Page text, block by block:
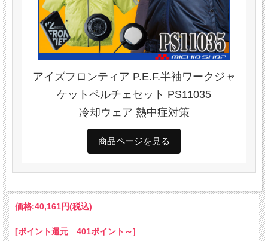
アイズフロンティア P.E.F.半袖ワークジャ
ケットペルチェセット PS11035
冷却ウェア 熱中症対策
商品ページを見る
価格:40,161円(税込)
[ポイント還元 401ポイント～]